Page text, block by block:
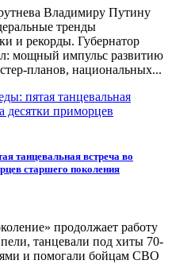
Владимиру Путину
тренды
и рекорды. Губернатор
мощный импульс развитию
планов, национальных...
танцевальная встреча во
старшего поколения
продолжает работу
танцевали под хиты 70-
и помогали бойцам СВО